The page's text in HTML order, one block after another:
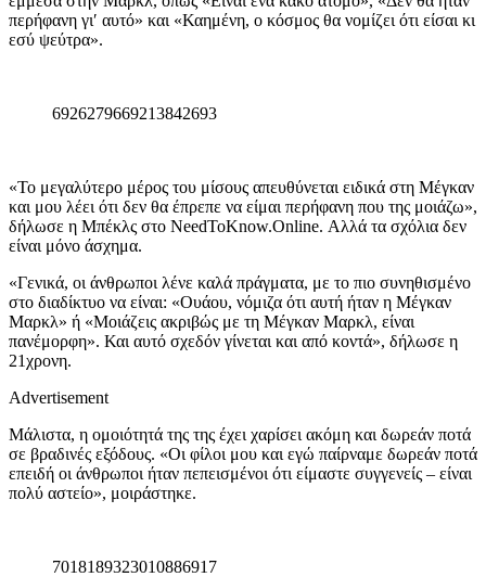
περήφανη γι′ αυτό» και «Καημένη, ο κόσμος θα νομίζει ότι είσαι κι
εσύ ψεύτρα».
6926279669213842693
«Το μεγαλύτερο μέρος του μίσους απευθύνεται ειδικά στη Μέγκαν
και μου λέει ότι δεν θα έπρεπε να είμαι περήφανη που της μοιάζω»,
δήλωσε η Μπέκλς στο NeedToKnow.Online. Αλλά τα σχόλια δεν
είναι μόνο άσχημα.
«Γενικά, οι άνθρωποι λένε καλά πράγματα, με το πιο συνηθισμένο
στο διαδίκτυο να είναι: «Ουάου, νόμιζα ότι αυτή ήταν η Μέγκαν
Μαρκλ» ή «Μοιάζεις ακριβώς με τη Μέγκαν Μαρκλ, είναι
πανέμορφη». Και αυτό σχεδόν γίνεται και από κοντά», δήλωσε η
21χρονη.
Advertisement
Μάλιστα, η ομοιότητά της της έχει χαρίσει ακόμη και δωρεάν ποτά
σε βραδινές εξόδους. «Οι φίλοι μου και εγώ παίρναμε δωρεάν ποτά
επειδή οι άνθρωποι ήταν πεπεισμένοι ότι είμαστε συγγενείς – είναι
πολύ αστείο», μοιράστηκε.
7018189323010886917